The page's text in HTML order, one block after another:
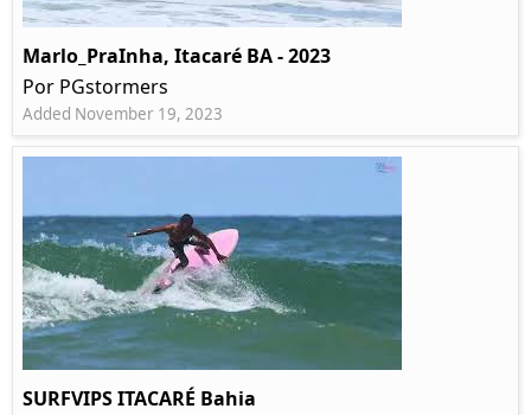
Marlo_PraInha, Itacaré BA - 2023
Por PGstormers
Added November 19, 2023
SURFVIPS ITACARÉ Bahia